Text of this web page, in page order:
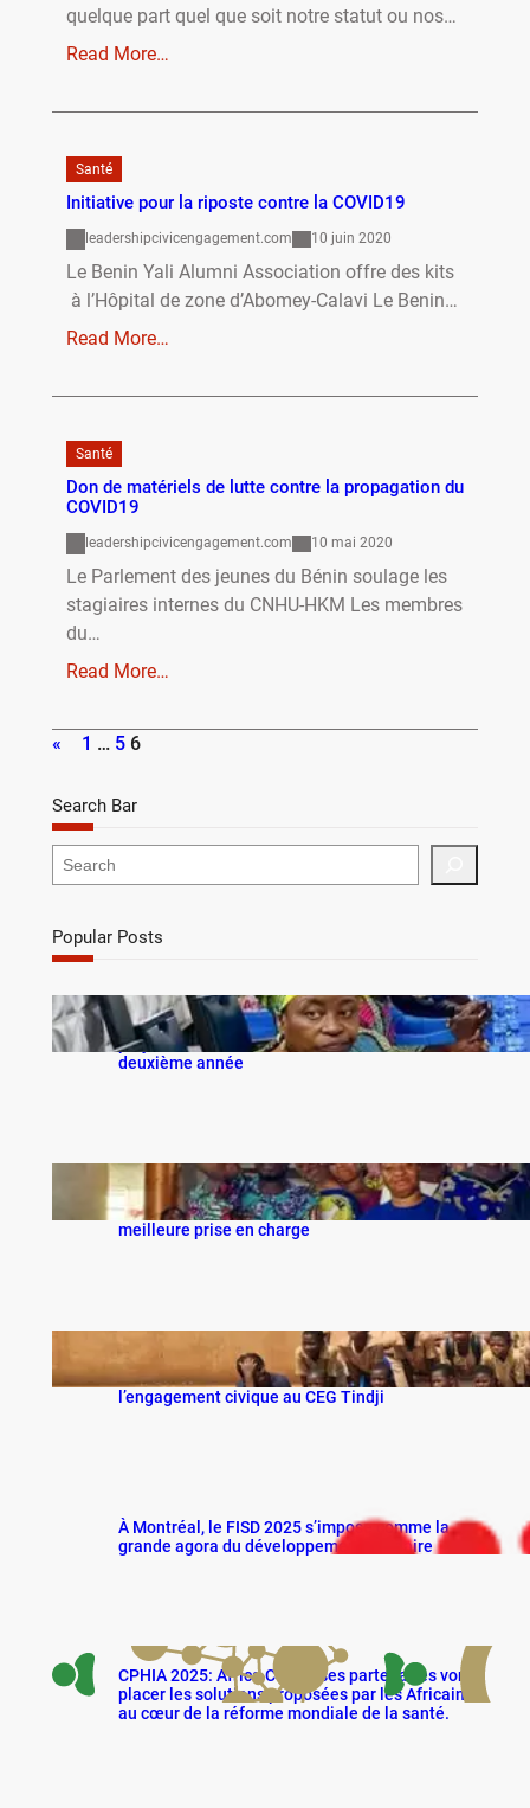
quelque part quel que soit notre statut ou nos…
Read More…
Santé
Initiative pour la riposte contre la COVID19
leadershipcivicengagement.com 10 juin 2020
Le Benin Yali Alumni Association offre des kits
à l’Hôpital de zone d’Abomey-Calavi Le Benin…
Read More…
Santé
Don de matériels de lutte contre la propagation du
COVID19
leadershipcivicengagement.com 10 mai 2020
Le Parlement des jeunes du Bénin soulage les
stagiaires internes du CNHU-HKM Les membres
du…
Read More…
« 1 … 5 6
Search Bar
Popular Posts
VIA-ME et ses partenaires passent à l’action : le
projet Voix EssentiELLES entre dans sa
deuxième année
Fentes labiales et palatines : VIA-ME mobilise
professionnels de santé et jeunes pour une
meilleure prise en charge
Employabilité des jeunes au Bénin : ProGen
mise sur la maîtrise de l’Anglais et
l’engagement civique au CEG Tindji
À Montréal, le FISD 2025 s’impose comme la
grande agora du développement solidaire
CPHIA 2025: Africa CDC et ses partenaires vont
placer les solutions proposées par les Africains
au cœur de la réforme mondiale de la santé.